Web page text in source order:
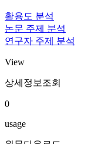
활용도 분석
논문 주제 분석
연구자 주제 분석
View
상세정보조회
0
usage